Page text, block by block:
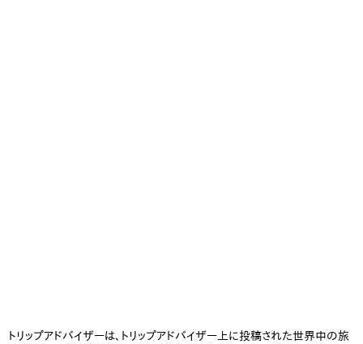
トリップアドバイザーは、トリップアドバイザー上に投稿された世界中の旅